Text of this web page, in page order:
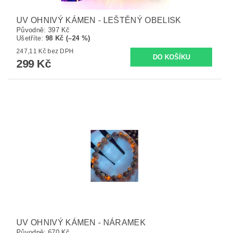
UV OHNIVÝ KÁMEN - LEŠTĚNÝ OBELISK
Původně: 397 Kč
Ušetříte:98 Kč (–24 %)
247,11 Kč bez DPH
299 Kč
UV OHNIVÝ KÁMEN - NÁRAMEK